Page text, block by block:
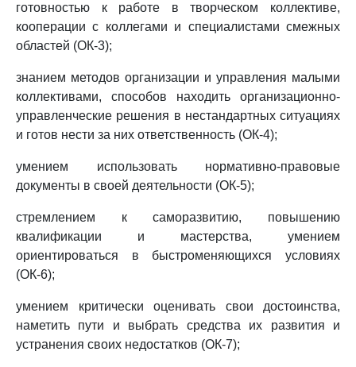
готовностью к работе в творческом коллективе,
кооперации с коллегами и специалистами смежных
областей (ОК-3);
знанием методов организации и управления малыми
коллективами, способов находить организационно-
управленческие решения в нестандартных ситуациях
и готов нести за них ответственность (ОК-4);
умением использовать нормативно-правовые
документы в своей деятельности (ОК-5);
стремлением к саморазвитию, повышению
квалификации и мастерства, умением
ориентироваться в быстроменяющихся условиях
(ОК-6);
умением критически оценивать свои достоинства,
наметить пути и выбрать средства их развития и
устранения своих недостатков (ОК-7);